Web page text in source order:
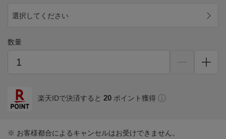
選択してください
数量
楽天IDで決済すると 20 ポイント獲得
※ お客様都合によるキャンセルはお受けできません。